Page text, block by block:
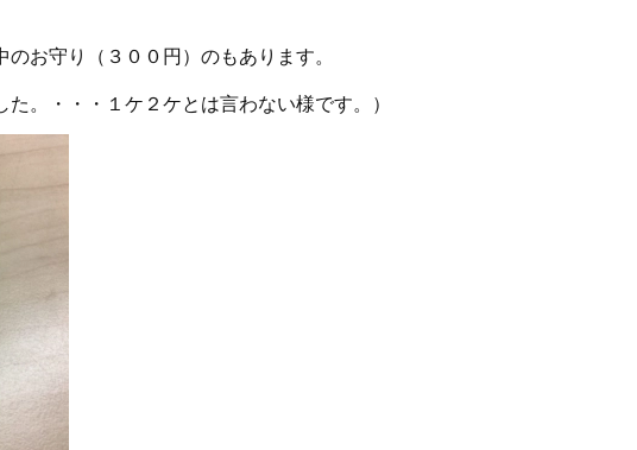
お守り（３００円）のもあります。
た。・・・１ケ２ケとは言わない様です。）